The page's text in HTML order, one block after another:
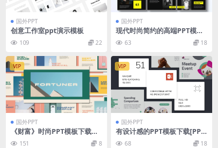
国外PPT
创意工作室ppt演示模板
109 22
国外PPT
现代时尚简约的高端PPT模板
下载[PPTX]
63 18
VIP
国外PPT
《财富》时尚PPT模板下载
（PPTX）
151 8
VIP
国外PPT
有设计感的PPT模板下载[PPT
X] 68 18